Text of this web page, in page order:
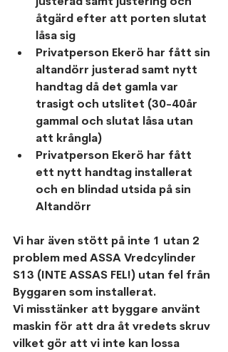
åtgärd efter att porten slutat
låsa sig
Privatperson Ekerö har fått sin
altandörr justerad samt nytt
handtag då det gamla var
trasigt och utslitet (30-40år
gammal och slutat låsa utan
att krångla)
Privatperson Ekerö har fått
ett nytt handtag installerat
och en blindad utsida på sin
Altandörr
Vi har även stött på inte 1 utan 2
problem med ASSA Vredcylinder
S13 (INTE ASSAS FEL!) utan fel från
Byggaren som installerat.
Vi misstänker att byggare använt
maskin för att dra åt vredets skruv
vilket gör att vi inte kan lossa